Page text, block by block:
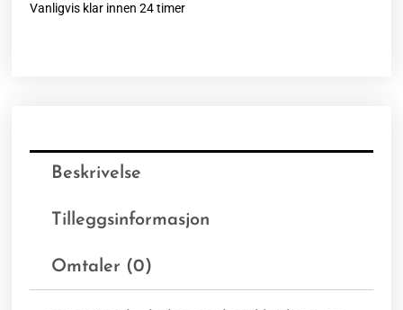
Vanligvis klar innen 24 timer
Beskrivelse
Tilleggsinformasjon
Omtaler (0)